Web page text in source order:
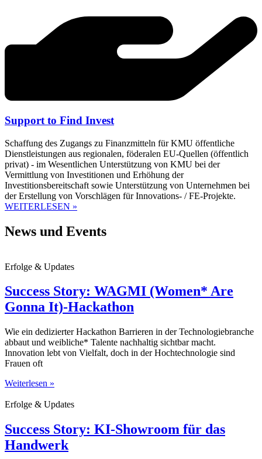
Support to Find Invest
Schaffung des Zugangs zu Finanzmitteln für KMU öffentliche
Dienstleistungen aus regionalen, föderalen EU-Quellen (öffentlich
privat) - im Wesentlichen Unterstützung von KMU bei der
Vermittlung von Investitionen und Erhöhung der
Investitionsbereitschaft sowie Unterstützung von Unternehmen bei
der Erstellung von Vorschlägen für Innovations- / FE-Projekte.
WEITERLESEN »
News und Events
Erfolge & Updates
Success Story: WAGMI (Women* Are
Gonna It)-Hackathon
Wie ein dedizierter Hackathon Barrieren in der Technologiebranche
abbaut und weibliche* Talente nachhaltig sichtbar macht.
Innovation lebt von Vielfalt, doch in der Hochtechnologie sind
Frauen oft
Weiterlesen »
Erfolge & Updates
Success Story: KI-Showroom für das
Handwerk